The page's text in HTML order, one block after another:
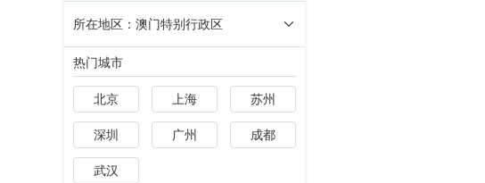
所在地区：澳门特别行政区
热门城市
北京 上海 苏州
深圳 广州 成都
武汉